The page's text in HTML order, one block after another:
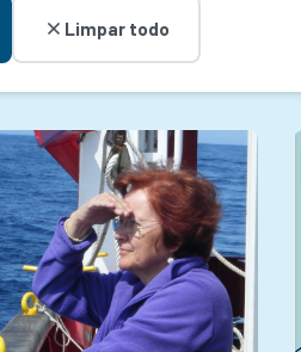
Limpar todo